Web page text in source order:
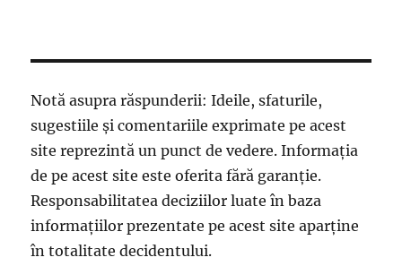
Notă asupra răspunderii: Ideile, sfaturile,
sugestiile și comentariile exprimate pe acest
site reprezintă un punct de vedere. Informația
de pe acest site este oferita fără garanție.
Responsabilitatea deciziilor luate în baza
informațiilor prezentate pe acest site aparține
în totalitate decidentului.